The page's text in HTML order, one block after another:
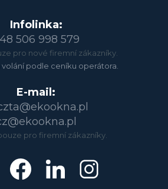
Infolinka:
506 998 579
pro nové firemní zákazníky.
podle ceníku operátora.
E-mail:
pro firemní zákazníky.